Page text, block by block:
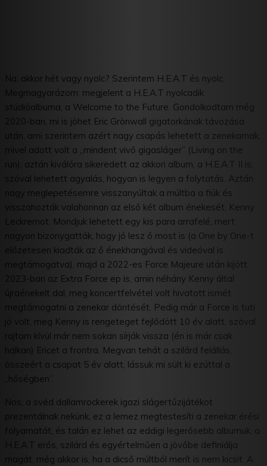
Na, akkor hét vagy nyolc? Szerintem H.E.A.T és nyolc.
Megmagyarázom: megjelent a H.E.A.T nyolcadik
stúdióalbuma, a Welcome to the Future. Gondolkodtam még
2020-ban, mi is jöhet Eric Grönwall gigatorkának távozása
után, ami szerintem azért nagy csapás lehetett a zenekarnak,
mivel adott volt a „mindent vivő gigasláger” (Living on the
run), aztán kiválóra sikeredett az akkori album, a H.E.A.T II is,
szóval lehetett agyalás, hogyan is legyen a folytatás. Aztán
nagy meglepetésemre visszanyúltak a múltba a fiúk és
visszahozták valahonnan az első két album énekesét, Kenny
Leckremot. Mondjuk lehetett egy kis para arrafelé, mert
nagyon bizonygatták, hogy jó lesz ő most is (a One by One-t
előzetesen kiadták az ő énekhangjával és videóval is
megtámogatva), majd a 2022-es Force Majeure után kijött
2023-ban az Extra Force ep is, amin néhány Kenny által
újraénekelt dal, meg koncertfelvétel volt hivatott ismét
megtámogatni a zenekar döntését. Pedig már a Force is tuti
jó volt, meg Kenny is rengeteget fejlődött 10 év alatt, szóval
rajtam kívül már nem sokan sírják vissza (én is már csak
halkan) Ericet a frontra. Megvan tehát a szilárd felállás,
összeért a csapat 5 év alatt, lássuk mi sült ki ezúttal a
„hőségben”.
Nos, a svéd dallamrockerek igazi slágertűzijátékot
prezentálnak nekünk, ez a lemez megtestesíti a zenekar érési
folyamatát, és talán ez lehet az eddigi legerősebb albumuk, a
H.E.A.T erős, szilárd és egyértelműen a jövőbe definiálja
magát, még akkor is, ha a dicső múltból merít is nem kicsit. A